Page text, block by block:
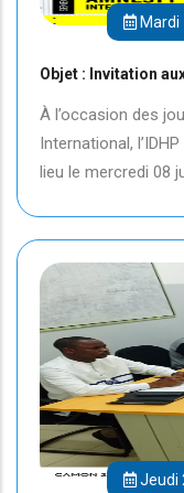
Mardi
Objet : Invitation
À l’occasion des
International,
lieu le mercredi 08
Jeudi